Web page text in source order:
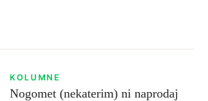
KOLUMNE
Nogomet (nekaterim) ni naprodaj